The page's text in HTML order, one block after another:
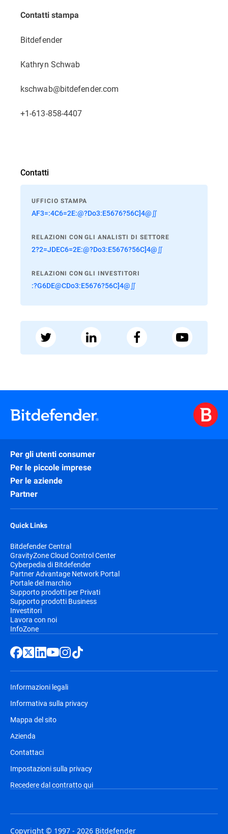
Contatti stampa
Bitdefender
Kathryn Schwab
kschwab@bitdefender.com
+1-613-858-4407
Contatti
UFFICIO STAMPA
AF3=:4C6=2E:@?Do3:E5676?56C]4@∬
RELAZIONI CON GLI ANALISTI DI SETTORE
2?2=JDEC6=2E:@?Do3:E5676?56C]4@∬
RELAZIONI CON GLI INVESTITORI
:?G6DE@CDo3:E5676?56C]4@∬
Per gli utenti consumer
Per le piccole imprese
Per le aziende
Partner
Quick Links
Bitdefender Central
GravityZone Cloud Control Center
Cyberpedia di Bitdefender
Partner Advantage Network Portal
Portale del marchio
Supporto prodotti per Privati
Supporto prodotti Business
Investitori
Lavora con noi
InfoZone
Informazioni legali
Informativa sulla privacy
Mappa del sito
Azienda
Contattaci
Impostazioni sulla privacy
Recedere dal contratto qui
Copyright © 1997 - 2026 Bitdefender